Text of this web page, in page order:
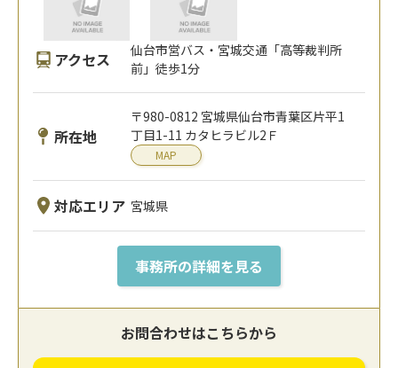
アクセス
仙台市営バス・宮城交通「高等裁判所
前」徒歩1分
所在地
〒980-0812 宮城県仙台市青葉区片平1
丁目1-11 カタヒラビル2Ｆ
MAP
対応エリア 宮城県
事務所の詳細を見る
お問合わせはこちらから